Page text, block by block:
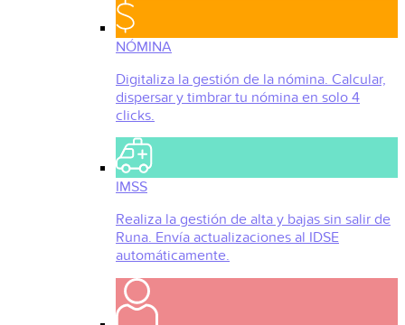
NÓMINA
Digitaliza la gestión de la nómina. Calcular,
dispersar y timbrar tu nómina en solo 4
clicks.
IMSS
Realiza la gestión de alta y bajas sin salir de
Runa. Envía actualizaciones al IDSE
automáticamente.